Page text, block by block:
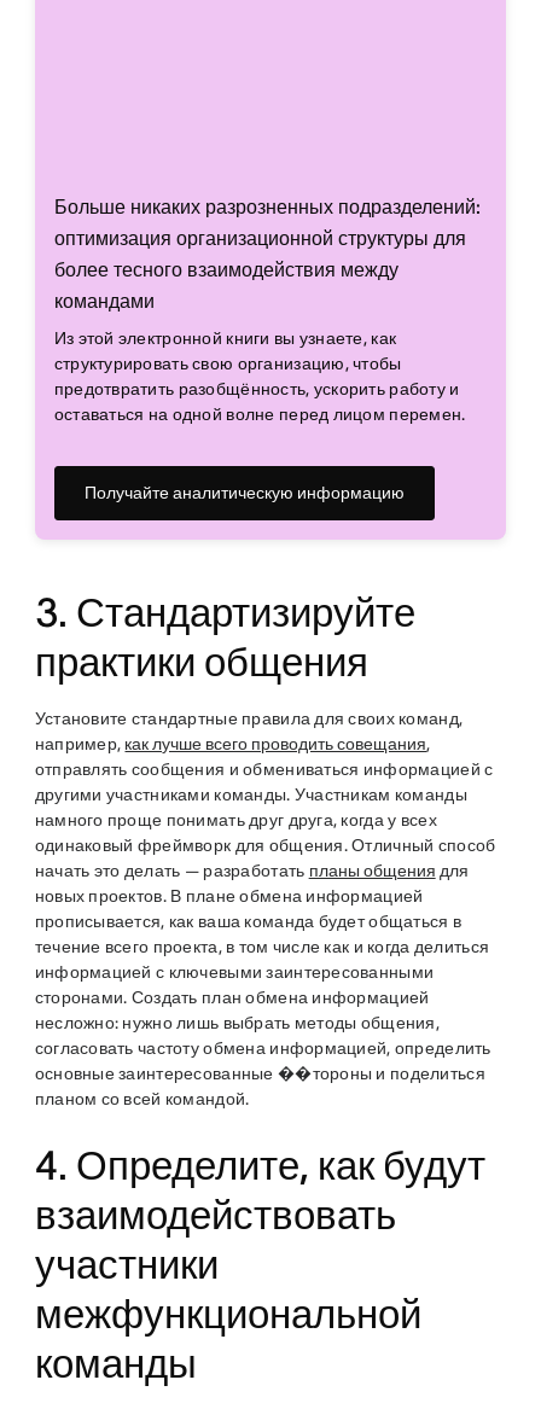
Больше никаких разрозненных подразделений:
оптимизация организационной структуры для
более тесного взаимодействия между
командами
Из этой электронной книги вы узнаете, как
структурировать свою организацию, чтобы
предотвратить разобщённость, ускорить работу и
оставаться на одной волне перед лицом перемен.
Получайте аналитическую информацию
3. Стандартизируйте
практики общения
Установите стандартные правила для своих команд,
например, как лучше всего проводить совещания,
отправлять сообщения и обмениваться информацией с
другими участниками команды. Участникам команды
намного проще понимать друг друга, когда у всех
одинаковый фреймворк для общения. Отличный способ
начать это делать — разработать планы общения для
новых проектов. В плане обмена информацией
прописывается, как ваша команда будет общаться в
течение всего проекта, в том числе как и когда делиться
информацией с ключевыми заинтересованными
сторонами. Создать план обмена информацией
несложно: нужно лишь выбрать методы общения,
согласовать частоту обмена информацией, определить
основные заинтересованные ��тороны и поделиться
планом со всей командой.
4. Определите, как будут
взаимодействовать
участники
межфункциональной
команды